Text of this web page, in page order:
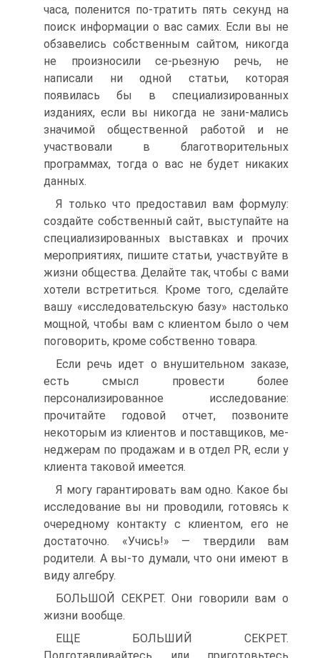
часа, поленится по-тратить пять секунд на
поиск информации о вас самих. Если вы не
обзавелись собственным сайтом, никогда
не произносили се-рьезную речь, не
написали ни одной статьи, которая
появилась бы в специализированных
изданиях, если вы никогда не зани-мались
значимой общественной работой и не
участвовали в благотворительных
программах, тогда о вас не будет никаких
данных.
Я только что предоставил вам формулу:
создайте собственный сайт, выступайте на
специализированных выставках и прочих
мероприятиях, пишите статьи, участвуйте в
жизни общества. Делайте так, чтобы с вами
хотели встретиться. Кроме того, сделайте
вашу «исследовательскую базу» настолько
мощной, чтобы вам с клиентом было о чем
поговорить, кроме собственно товара.
Если речь идет о внушительном заказе,
есть смысл провести более
персонализированное исследование:
прочитайте годовой отчет, позвоните
некоторым из клиентов и поставщиков, ме-
неджерам по продажам и в отдел PR, если у
клиента таковой имеется.
Я могу гарантировать вам одно. Какое бы
исследование вы ни проводили, готовясь к
очередному контакту с клиентом, его не
достаточно. «Учись!» — твердили вам
родители. А вы-то думали, что они имеют в
виду алгебру.
БОЛЬШОЙ СЕКРЕТ. Они говорили вам о
жизни вообще.
ЕЩЕ БОЛЬШИЙ СЕКРЕТ.